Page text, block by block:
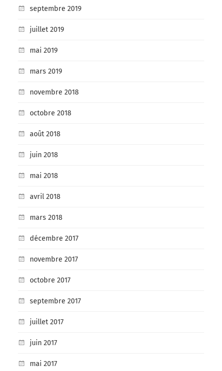
septembre 2019
juillet 2019
mai 2019
mars 2019
novembre 2018
octobre 2018
août 2018
juin 2018
mai 2018
avril 2018
mars 2018
décembre 2017
novembre 2017
octobre 2017
septembre 2017
juillet 2017
juin 2017
mai 2017